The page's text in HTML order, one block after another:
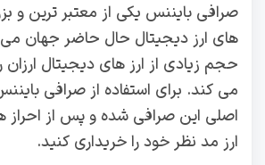
صرافی بایننس یکی از معتبر ترین و
های ارز دیجیتال حال حاضر جهان می
حجم زیادی از ارز های دیجیتال
می کند. برای استفاده از صرافی
اصلی این صرافی شده و پس از احراز
ارز مد نظر خود را خریداری کنید.